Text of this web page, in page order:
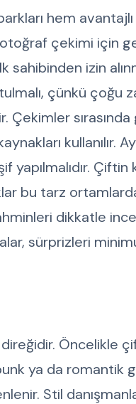
hem
çekimi için
sahibinden izin
çünkü çoğu
Çekimler
kullanılır.
bu tarz ortamlarda
dikkatle
sürprizleri
Öncelikle
ya da romantik
Stil